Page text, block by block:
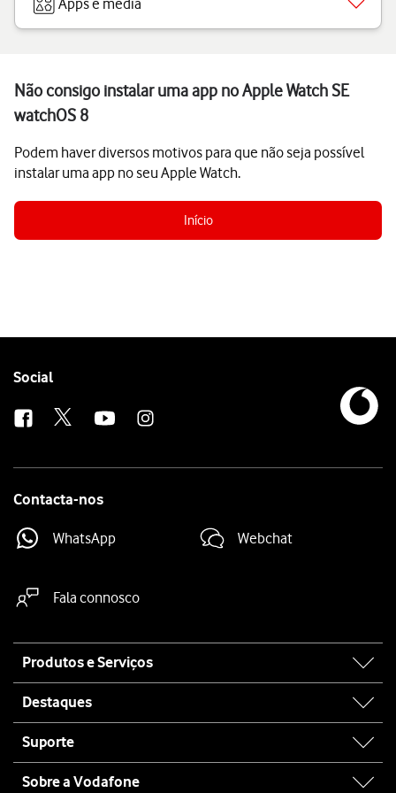
Apps e media
Não consigo instalar uma app no Apple Watch SE
watchOS 8
Podem haver diversos motivos para que não seja possível
instalar uma app no seu Apple Watch.
Início
Follow
Social
Contacta-nos
WhatsApp Webchat
Fala connosco
map
Produtos e Serviços
Destaques
Suporte
Sobre a Vodafone